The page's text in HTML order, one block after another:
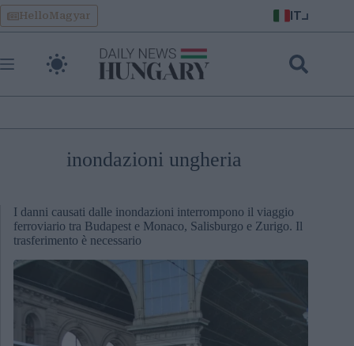
Skip
to
content
HelloMagyar IT
inondazioni ungheria
I danni causati dalle inondazioni interrompono il viaggio
ferroviario tra Budapest e Monaco, Salisburgo e Zurigo. Il
trasferimento è necessario